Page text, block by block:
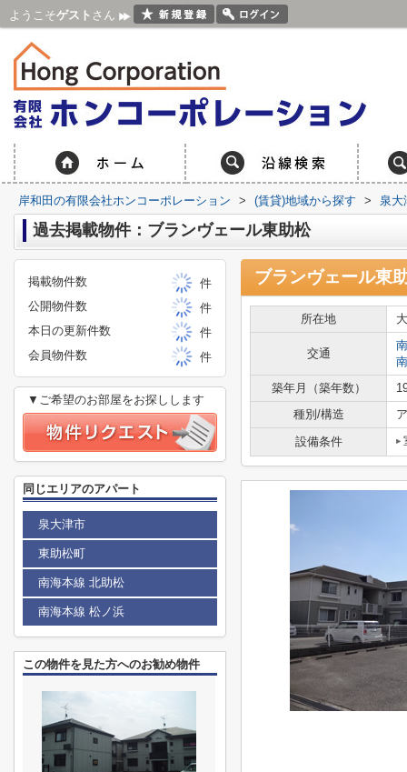
ようこそゲスト さん
岸和田の有限会社ホンコーポレーション > (賃貸)地域から探す > 泉大
過去掲載物件：ブランヴェール東助松
ブランヴェール東
所在地
交通
築年月（築年数）
種別/構造
設備条件
掲載物件数
件
公開物件数
件
本日の更新件数
件
会員物件数
件
▼ご希望のお部屋をお探しします
同じエリアのアパート
泉大津市
東助松町
南海本線 北助松
南海本線 松ノ浜
この物件を見た方へのお勧め物件